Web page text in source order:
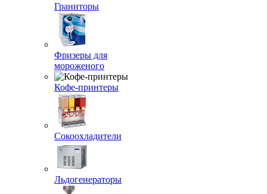
Граниторы
Фризеры для
мороженого
Кофе-принтеры
Сокоохладители
Льдогенераторы